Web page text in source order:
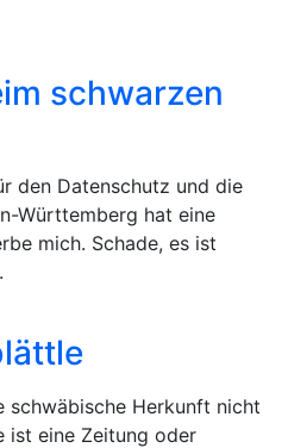
schwarzen
den Datenschutz und die
Württemberg hat eine
mich. Schade, es ist
schwäbische Herkunft nicht
ist eine Zeitung oder